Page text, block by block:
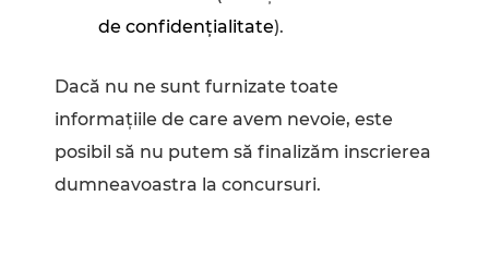
de confidenţialitate).
Dacă nu ne sunt furnizate toate
informaţiile de care avem nevoie, este
posibil să nu putem să finalizăm inscrierea
dumneavoastra la concursuri.